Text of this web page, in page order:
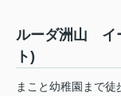
ルーダ洲山 イ
ト)
まこと幼稚園まで